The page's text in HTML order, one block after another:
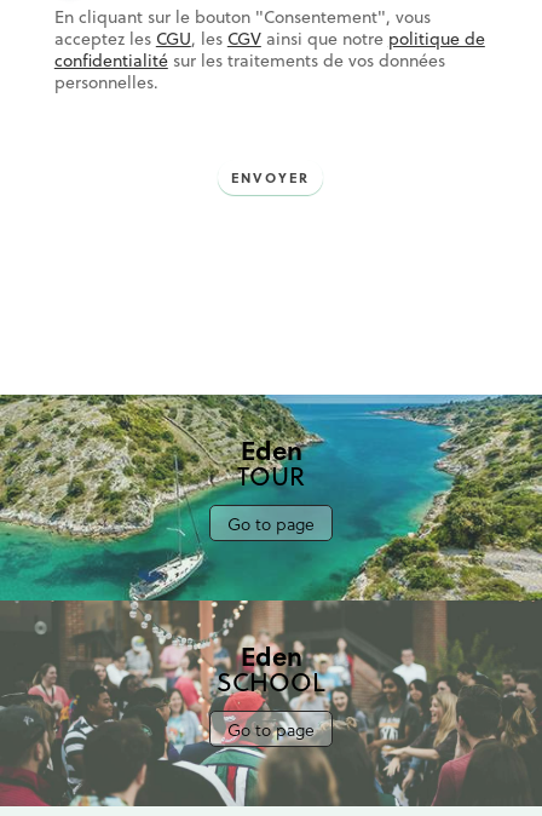
En cliquant sur le bouton "Consentement", vous
acceptez les CGU, les CGVainsi que notre politique de
confidentialitésur les traitements de vos données
personnelles.
ENVOYER
Eden
TOUR
Go to page
Eden
SCHOOL
Go to page